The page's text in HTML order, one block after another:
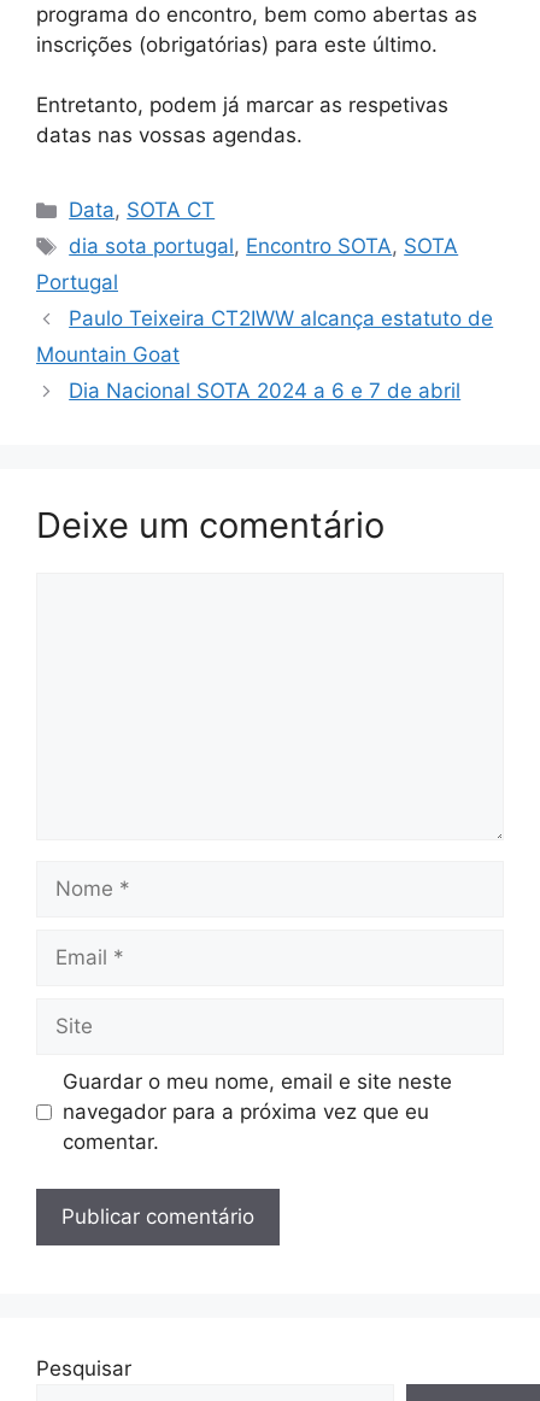
programa do encontro, bem como abertas as
inscrições (obrigatórias) para este último.
Entretanto, podem já marcar as respetivas
datas nas vossas agendas.
Categorias
Data, SOTA CT
Etiquetas
dia sota portugal, Encontro SOTA, SOTA
Portugal
Paulo Teixeira CT2IWW alcança estatuto de
Mountain Goat
Dia Nacional SOTA 2024 a 6 e 7 de abril
Deixe um comentário
Nome
Email
Site
Guardar o meu nome, email e site neste
navegador para a próxima vez que eu
comentar.
Pesquisar